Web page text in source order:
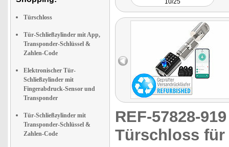
Türschloss
Tür-Schließzylinder mit App,
Transponder-Schlüssel &
Zahlen-Code
Elektronischer Tür-
Schließzylinder mit
Fingerabdruck-Sensor und
Transponder
Tür-Schließzylinder mit
Transponder-Schlüssel &
Zahlen-Code
10/25
REF-57828-
Türschloss für